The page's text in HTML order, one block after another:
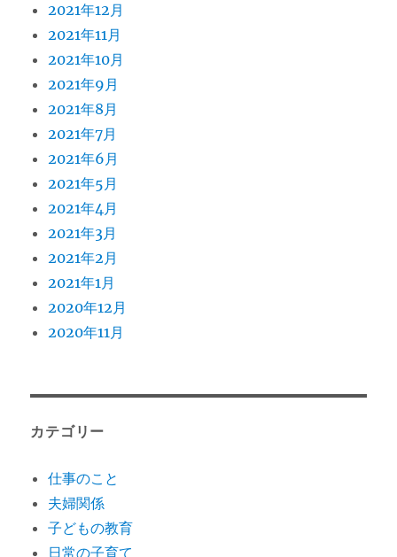
2021年12月
2021年11月
2021年10月
2021年9月
2021年8月
2021年7月
2021年6月
2021年5月
2021年4月
2021年3月
2021年2月
2021年1月
2020年12月
2020年11月
カテゴリー
仕事のこと
夫婦関係
子どもの教育
日常の子育て